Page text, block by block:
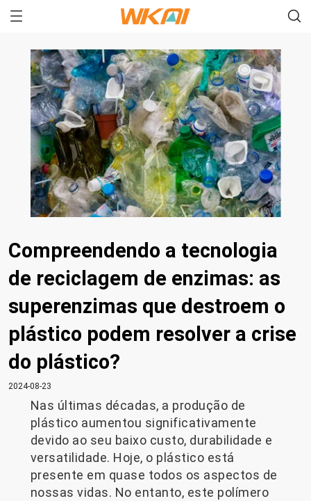
Compreendendo a tecnologia
de reciclagem de enzimas: as
superenzimas que destroem o
plástico podem resolver a crise
do plástico?
2024-08-23
Nas últimas décadas, a produção de
plástico aumentou significativamente
devido ao seu baixo custo, durabilidade e
versatilidade. Hoje, o plástico está
presente em quase todos os aspectos de
nossas vidas. No entanto, este polímero